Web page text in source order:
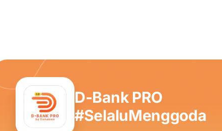
D-Bank PRO
#SelaluMenggoda